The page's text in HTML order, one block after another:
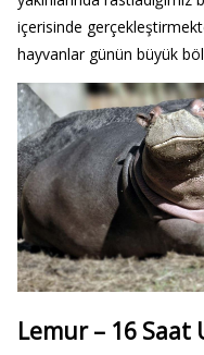
içerisinde
hayvanlar günün büyük
Lemur – 16 Saat